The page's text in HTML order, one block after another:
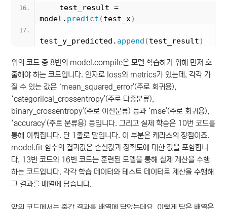
    test_result =
model. predict (test_x)
test_y_predicted. append (test_result)
위의 코드 중 8번의 model.compile은 모델 학습하기 위해 먼저 호
출해야 하는 코드입니다. 인자로 loss와 metrics가 있는데, 각각 가
질 수 있는 값은 ‘mean_squared_error'(주로 회귀용),
‘categorilcal_crossentropy'(주로 다중분류),
binary_crossentropy'(주로 이진분류) 등과 ‘mse'(주로 회귀용),
‘accuracy'(주로 분류용) 등입니다. 그리고 실제 학습은 10번 코드를
통해 이뤄집니다. 단 1줄로 말입니다. 이 부분은 케라스의 장점이죠.
model.fit 함수의 결과값은 손실값과 정확도에 대한 값을 포함합니
다. 13번 코드와 16번 코드는 훈련된 모델을 통해 실제 계산을 수행
하는 코드입니다. 각각 학습 데이터와 테스트 데이터로 계산을 수행해
그 결과를 배열에 담습니다.